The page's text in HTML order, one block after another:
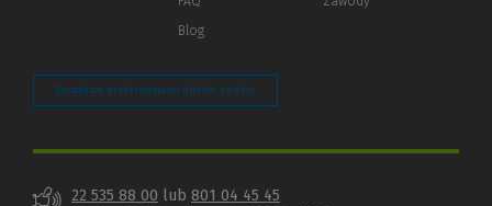
Blog
Zarządzaj preferencjami plików cookie
22 535 88 00 lub 801 04 45 45